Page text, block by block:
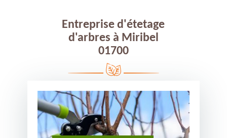
Entreprise d'étetage
d'arbres à Miribel
01700